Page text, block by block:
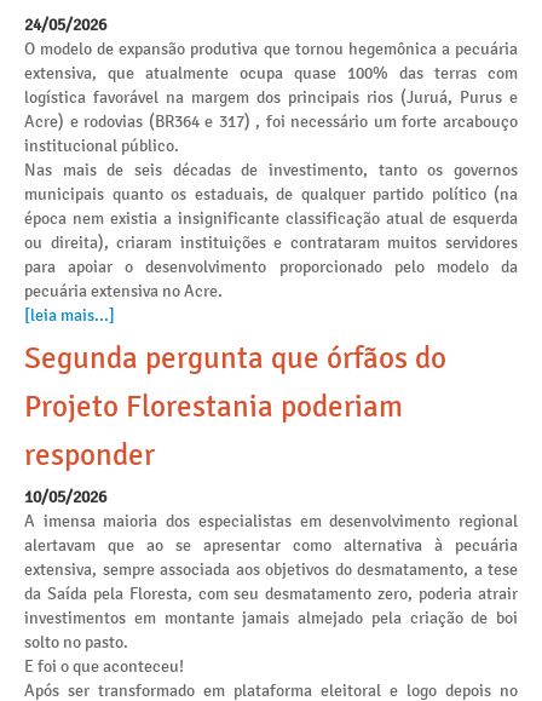
24/05/2026
O modelo de expansão produtiva que tornou hegemônica a pecuária
extensiva, que atualmente ocupa quase 100% das terras com
logística favorável na margem dos principais rios (Juruá, Purus e
Acre) e rodovias (BR364 e 317) , foi necessário um forte arcabouço
institucional público.
Nas mais de seis décadas de investimento, tanto os governos
municipais quanto os estaduais, de qualquer partido político (na
época nem existia a insignificante classificação atual de esquerda
ou direita), criaram instituições e contrataram muitos servidores
para apoiar o desenvolvimento proporcionado pelo modelo da
pecuária extensiva no Acre.
[leia mais...]
Segunda pergunta que órfãos do
Projeto Florestania poderiam
responder
10/05/2026
A imensa maioria dos especialistas em desenvolvimento regional
alertavam que ao se apresentar como alternativa à pecuária
extensiva, sempre associada aos objetivos do desmatamento, a tese
da Saída pela Floresta, com seu desmatamento zero, poderia atrair
investimentos em montante jamais almejado pela criação de boi
solto no pasto.
E foi o que aconteceu!
Após ser transformado em plataforma eleitoral e logo depois no